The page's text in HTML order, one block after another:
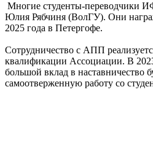
Многие студенты-переводчики
Юлия Рябчиня (ВолГУ). Они
2025 года в Петергофе.
Сотрудничество с АПП
квалификации Ассоциации. В
большой вклад в наставничество
самоотверженную работу со